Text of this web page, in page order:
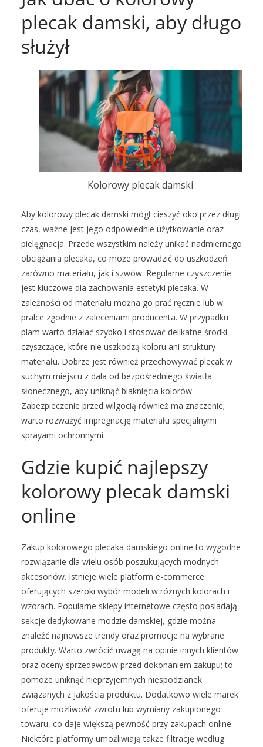
plecak damski, aby długo
służył
Kolorowy plecak damski
Aby kolorowy plecak damski mógł cieszyć oko przez długi
czas, ważne jest jego odpowiednie użytkowanie oraz
pielęgnacja. Przede wszystkim należy unikać nadmiernego
obciążania plecaka, co może prowadzić do uszkodzeń
zarówno materiału, jak i szwów. Regularne czyszczenie
jest kluczowe dla zachowania estetyki plecaka. W
zależności od materiału można go prać ręcznie lub w
pralce zgodnie z zaleceniami producenta. W przypadku
plam warto działać szybko i stosować delikatne środki
czyszczące, które nie uszkodzą koloru ani struktury
materiału. Dobrze jest również przechowywać plecak w
suchym miejscu z dala od bezpośredniego światła
słonecznego, aby uniknąć blaknięcia kolorów.
Zabezpieczenie przed wilgocią również ma znaczenie;
warto rozważyć impregnację materiału specjalnymi
sprayami ochronnymi.
Gdzie kupić najlepszy
kolorowy plecak damski
online
Zakup kolorowego plecaka damskiego online to wygodne
rozwiązanie dla wielu osób poszukujących modnych
akcesoriów. Istnieje wiele platform e-commerce
oferujących szeroki wybór modeli w różnych kolorach i
wzorach. Popularne sklepy internetowe często posiadają
sekcje dedykowane modzie damskiej, gdzie można
znaleźć najnowsze trendy oraz promocje na wybrane
produkty. Warto zwrócić uwagę na opinie innych klientów
oraz oceny sprzedawców przed dokonaniem zakupu; to
pomoże uniknąć nieprzyjemnych niespodzianek
związanych z jakością produktu. Dodatkowo wiele marek
oferuje możliwość zwrotu lub wymiany zakupionego
towaru, co daje większą pewność przy zakupach online.
Niektóre platformy umożliwiają także filtrację według